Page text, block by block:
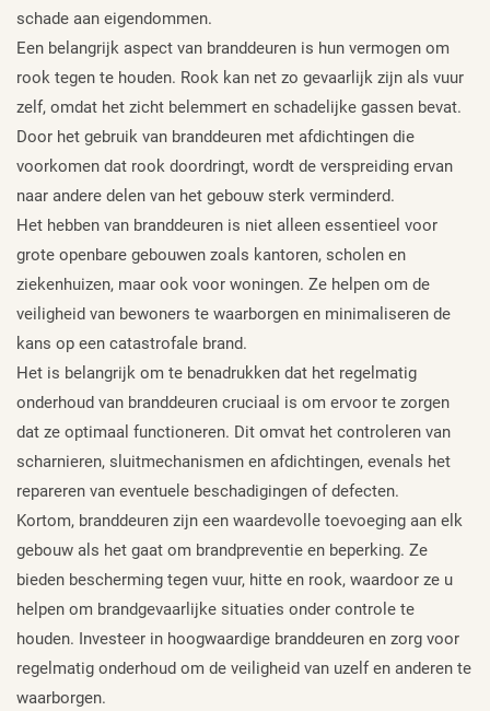
schade aan eigendommen.
Een belangrijk aspect van branddeuren is hun vermogen om
rook tegen te houden. Rook kan net zo gevaarlijk zijn als vuur
zelf, omdat het zicht belemmert en schadelijke gassen bevat.
Door het gebruik van branddeuren met afdichtingen die
voorkomen dat rook doordringt, wordt de verspreiding ervan
naar andere delen van het gebouw sterk verminderd.
Het hebben van branddeuren is niet alleen essentieel voor
grote openbare gebouwen zoals kantoren, scholen en
ziekenhuizen, maar ook voor woningen. Ze helpen om de
veiligheid van bewoners te waarborgen en minimaliseren de
kans op een catastrofale brand.
Het is belangrijk om te benadrukken dat het regelmatig
onderhoud van branddeuren cruciaal is om ervoor te zorgen
dat ze optimaal functioneren. Dit omvat het controleren van
scharnieren, sluitmechanismen en afdichtingen, evenals het
repareren van eventuele beschadigingen of defecten.
Kortom, branddeuren zijn een waardevolle toevoeging aan elk
gebouw als het gaat om brandpreventie en beperking. Ze
bieden bescherming tegen vuur, hitte en rook, waardoor ze u
helpen om brandgevaarlijke situaties onder controle te
houden. Investeer in hoogwaardige branddeuren en zorg voor
regelmatig onderhoud om de veiligheid van uzelf en anderen te
waarborgen.